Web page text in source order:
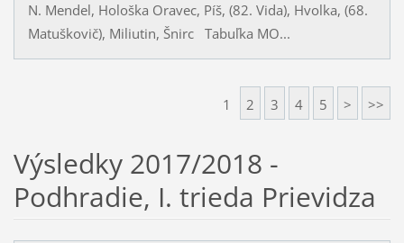
N. Mendel, Hološka Oravec, Píš, (82. Vida), Hvolka, (68.
Matuškovič), Miliutin, Šnirc Tabuľka MO...
1 2 3 4 5 > >>
Výsledky 2017/2018 -
Podhradie, I. trieda Prievidza